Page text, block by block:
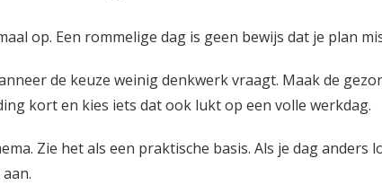
op. Een rommelige dag is geen bewijs dat je plan
de keuze weinig denkwerk vraagt. Maak de
kort en kies iets dat ook lukt op een volle werkdag.
Zie het als een praktische basis. Als je dag anders